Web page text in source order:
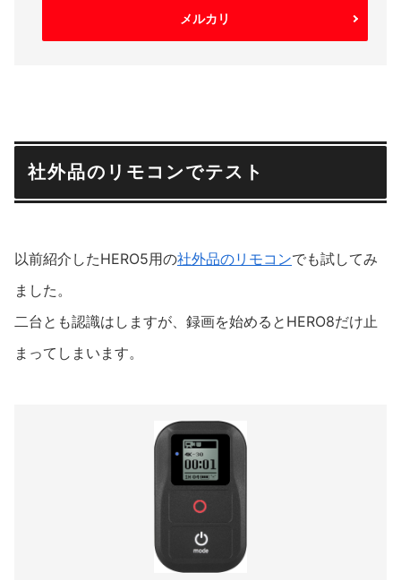
メルカリ
社外品のリモコンでテスト
以前紹介したHERO5用の社外品のリモコンでも試してみ
ました。
二台とも認識はしますが、録画を始めるとHERO8だけ止
まってしまいます。